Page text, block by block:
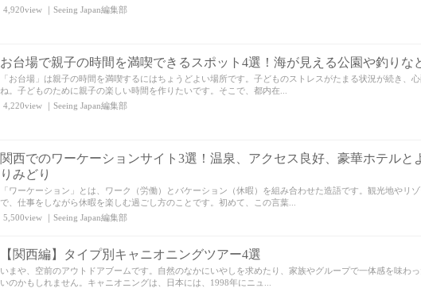
4,920view
Seeing Japan編集部
お台場で親子の時間を満喫できるスポット4選！海が見える公園や釣りな
「お台場」は親子の時間を満喫するにはちょうどよい場所です。子どものストレスがたまる状況が続き、
ね。子どものために親子の楽しい時間を作りたいです。そこで、都内在...
4,220view
Seeing Japan編集部
関西でのワーケーションサイト3選！温泉、アクセス良好、豪華ホテルと
りみどり
「ワーケーション」とは、ワーク（労働）とバケーション（休暇）を組み合わせた造語です。観光地やリ
で、仕事をしながら休暇を楽しむ過ごし方のことです。初めて、この言葉...
5,500view
Seeing Japan編集部
【関西編】タイプ別キャニオニングツアー4選
いまや、空前のアウトドアブームです。自然のなかにいやしを求めたり、家族やグループで一体感を味わ
いのかもしれません。キャニオニングは、日本には、1998年にニュ...